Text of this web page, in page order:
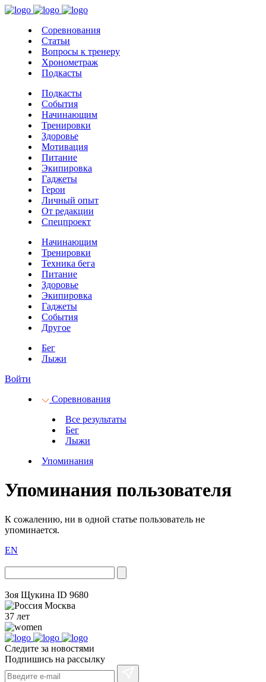
Соревнования
Статьи
Вопросы к тренеру
Хронометраж
Подкасты
Подкасты
События
Начинающим
Тренировки
Здоровье
Мотивация
Питание
Экипировка
Гаджеты
Герои
Личный опыт
От редакции
Спецпроект
Начинающим
Тренировки
Техника бега
Питание
Здоровье
Экипировка
Гаджеты
События
Другое
Бег
Лыжи
Войти
Соревнования
Все результаты
Бег
Лыжи
Упоминания
Упоминания пользователя
К сожалению, ни в одной статье пользователь не
упоминается.
EN
Зоя Щукина ID 9680
Москва
37 лет
Следите за новостями
Подпишись на рассылку